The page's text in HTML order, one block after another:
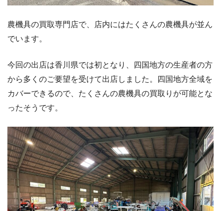
農機具の買取専門店で、店内にはたくさんの農機具が並ん
でいます。
今回の出店は香川県では初となり、四国地⽅の⽣産者の方
から多くのご要望を受けて出店しました。四国地方全域を
カバーできるので、たくさんの農機具の買取りが可能とな
ったそうです。